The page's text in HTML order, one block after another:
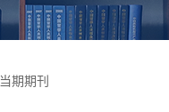
当期期刊